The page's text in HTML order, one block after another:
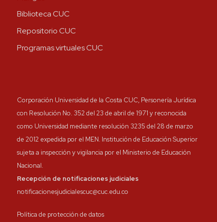
Biblioteca CUC
Repositorio CUC
Programas virtuales CUC
Corporación Universidad de la Costa CUC, Personería Jurídica
con Resolución No. 352 del 23 de abril de 1971 y reconocida
como Universidad mediante resolución 3235 del 28 de marzo
de 2012 expedida por el MEN. Institución de Educación Superior
sujeta a inspección y vigilancia por el Ministerio de Educación
Nacional.
Recepción de notificaciones judiciales
notificacionesjudicialescuc@cuc.edu.co
Política de protección de datos